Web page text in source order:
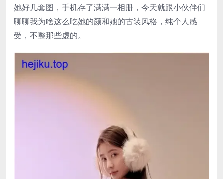
她好几套图，手机存了满满一相册，今天就跟小伙伴们
聊聊我为啥这么吃她的颜和她的古装风格，纯个人感
受，不整那些虚的。